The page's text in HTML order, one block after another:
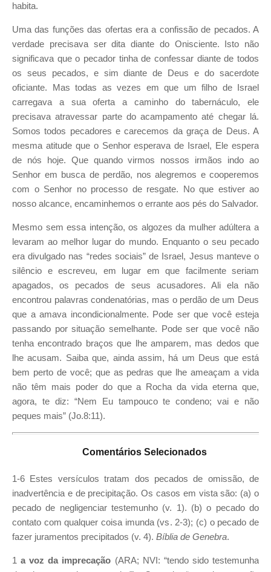
habita.
Uma das funções das ofertas era a confissão de pecados. A
verdade precisava ser dita diante do Onisciente. Isto não
significava que o pecador tinha de confessar diante de todos
os seus pecados, e sim diante de Deus e do sacerdote
oficiante. Mas todas as vezes em que um filho de Israel
carregava a sua oferta a caminho do tabernáculo, ele
precisava atravessar parte do acampamento até chegar lá.
Somos todos pecadores e carecemos da graça de Deus. A
mesma atitude que o Senhor esperava de Israel, Ele espera
de nós hoje. Que quando virmos nossos irmãos indo ao
Senhor em busca de perdão, nos alegremos e cooperemos
com o Senhor no processo de resgate. No que estiver ao
nosso alcance, encaminhemos o errante aos pés do Salvador.
Mesmo sem essa intenção, os algozes da mulher adúltera a
levaram ao melhor lugar do mundo. Enquanto o seu pecado
era divulgado nas “redes sociais” de Israel, Jesus manteve o
silêncio e escreveu, em lugar em que facilmente seriam
apagados, os pecados de seus acusadores. Ali ela não
encontrou palavras condenatórias, mas o perdão de um Deus
que a amava incondicionalmente. Pode ser que você esteja
passando por situação semelhante. Pode ser que você não
tenha encontrado braços que lhe amparem, mas dedos que
lhe acusam. Saiba que, ainda assim, há um Deus que está
bem perto de você; que as pedras que lhe ameaçam a vida
não têm mais poder do que a Rocha da vida eterna que,
agora, te diz: “Nem Eu tampouco te condeno; vai e não
peques mais” (Jo.8:11).
Comentários Selecionados
1-6 Estes versículos tratam dos pecados de omissão, de
inadvertência e de precipitação. Os casos em vista são: (a) o
pecado de negligenciar testemunho (v. 1). (b) o pecado do
contato com qualquer coisa imunda (vs. 2-3); (c) o pecado de
fazer juramentos precipitados (v. 4). Bíblia de Genebra.
1a voz da imprecação (ARA; NVI: “tendo sido testemunha